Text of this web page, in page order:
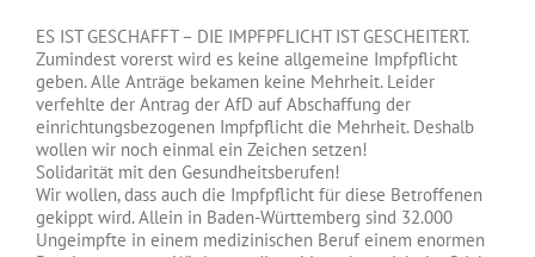
ES IST GESCHAFFT – DIE IMPFPFLICHT IST GESCHEITERT.
Zumindest vorerst wird es keine allgemeine Impfpflicht
geben. Alle Anträge bekamen keine Mehrheit. Leider
verfehlte der Antrag der AfD auf Abschaffung der
einrichtungsbezogenen Impfpflicht die Mehrheit. Deshalb
wollen wir noch einmal ein Zeichen setzen!
Solidarität mit den Gesundheitsberufen!
Wir wollen, dass auch die Impfpflicht für diese Betroffenen
gekippt wird. Allein in Baden-Württemberg sind 32.000
Ungeimpfte in einem medizinischen Beruf einem enormen